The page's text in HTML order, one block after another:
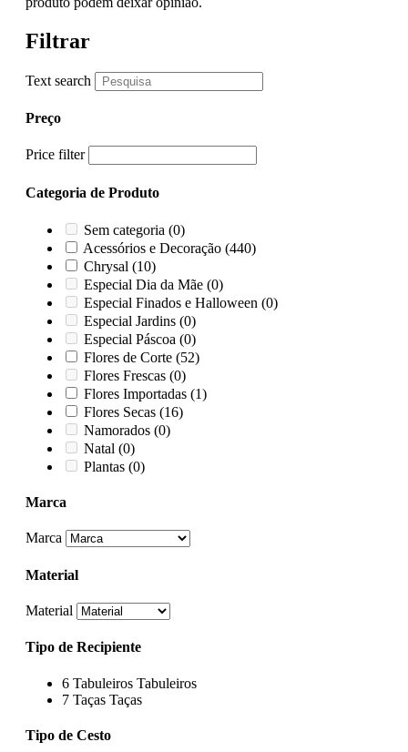
Filtrar
Text search
Preço
Price filter
Categoria de Produto
Sem categoria (0)
Acessórios e Decoração (440)
Chrysal (10)
Especial Dia da Mãe (0)
Especial Finados e Halloween (0)
Especial Jardins (0)
Especial Páscoa (0)
Flores de Corte (52)
Flores Frescas (0)
Flores Importadas (1)
Flores Secas (16)
Namorados (0)
Natal (0)
Plantas (0)
Marca
Marca
Material
Material
Tipo de Recipiente
6 Tabuleiros Tabuleiros
7 Taças Taças
Tipo de Cesto